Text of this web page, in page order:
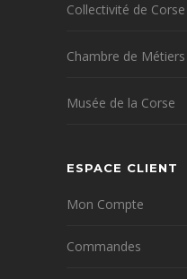
Collectivité de Corse
Chambre de
Musée de la Corse
ESPACE CLIENT
Mon Compte
Commandes